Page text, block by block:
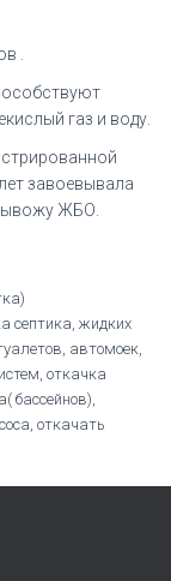
.
газ и воду.
завоевывала
ЖБО.
септика, жидких
автомоек,
откачка
бассейнов),
откачать